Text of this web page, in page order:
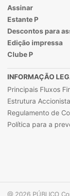
Assinar
Estante P
Descontos para
Edição impressa
Clube P
INFORMAÇÃO
Principais Fluxos
Estrutura Accionista
Regulamento de
Política para a
@ 2026 PÚBLICO